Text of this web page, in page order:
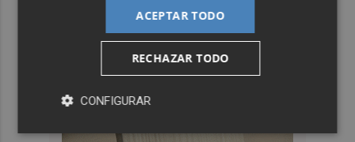
ACEPTAR TODO
RECHAZAR TODO
CONFIGURAR